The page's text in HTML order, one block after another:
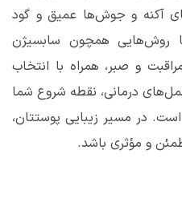
آکنه و جوش‌ها عمیق و گود
با روش‌هایی همچون سابسیژن
و صبر، همراه با انتخاب
درمانی، نقطه شروع شما
در مسیر زیبایی پوستتان،
و مؤثری باشد.